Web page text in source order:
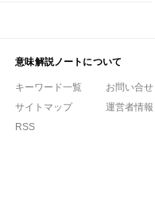
意味解説ノートについて
キーワード一覧
お問い合せ
サイトマップ
運営者情報
RSS